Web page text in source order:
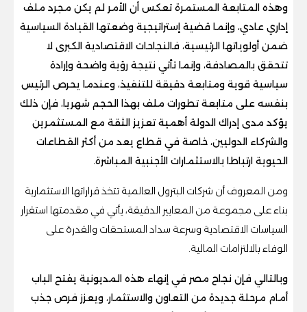
وهذه المتابعة المستمرة تعكس أن الأمر لم يكن مجرد ملف
إداري عادي، وإنما قضية إستراتيجية وضعتها القيادة السياسية
ضمن أولوياتها الرئيسية، فالنجاحات الاقتصادية الكبرى لا
تتحقق بالمصادفة، وإنما تأتي نتيجة رؤية واضحة وإرادة
سياسية قوية ومتابعة دقيقة للتنفيذ، وعندما يحرص الرئيس
بنفسه على متابعة تطورات ملف بهذا الحجم شهريا، فإن ذلك
يؤكد مدى إدراك الدولة أهمية تعزيز الثقة مع المستثمرين
والشركاء الدوليين، خاصة في قطاع يعد من أكثر القطاعات
الحيوية ارتباطا بالاستثمارات الأجنبية المباشرة.
ومن المعروف أن شركات البترول العالمية تتخذ قراراتها الاستثمارية
بناء على مجموعة من المعايير الدقيقة، يأتي في مقدمتها استقرار
السياسات الاقتصادية وسرعة سداد المستحقات والقدرة على
الوفاء بالالتزامات المالية.
وبالتالي فإن نجاح مصر في إنهاء هذه المديونية يفتح الباب
أمام مرحلة جديدة من التعاون والاستثمار، ويعزز فرص جذب